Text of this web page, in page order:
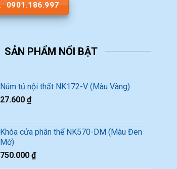
0901.186.997
SẢN PHẨM NỔI BẬT
Núm tủ nội thất NK172-V (Màu Vàng)
27.600₫
Khóa cửa phân thể NK570-DM (Màu Đen
Mờ)
750.000₫